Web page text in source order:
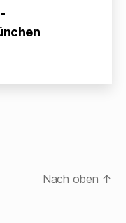
Nach oben ↑